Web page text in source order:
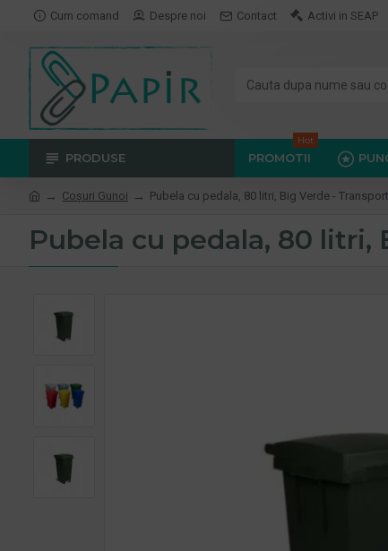
Cum comand Despre noi Contact Activi in SEAP
PRODUSE PROMOTII
Hot
Coşuri Gunoi Pubela cu pedala, 80 litri, Big Verde -
Pubela cu pedala, 80 litri,